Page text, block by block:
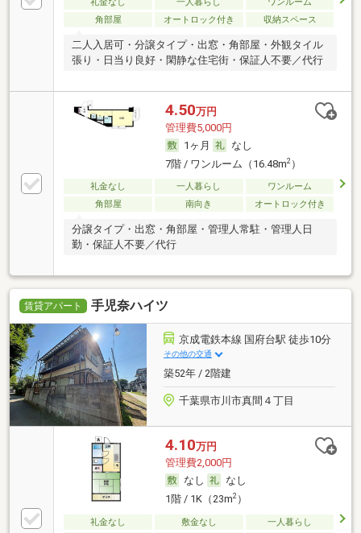
角部屋
オートロック付き 収納スペース
二人入居可・分譲タイプ・出窓・角部屋・外観タイル
張り・日当り良好・閑静な住宅街・保証人不要／代行
4.50万円
管理費5,000円
1ヶ月
なし
7階 / ワンルーム（16.48m2）
礼金なし 一人暮らし
ワンルーム
角部屋
南向き オートロック付き
分譲タイプ・出窓・角部屋・管理人常駐・管理人日
勤・保証人不要／代行
賃貸アパート 手児奈ハイツ
京成電鉄本線 国府台駅 徒歩10分
その他の交通
築52年 / 2階建
千葉県市川市真間４丁目
4.10万円
管理費2,000円
なし
なし
1階 / 1K（23m2）
礼金なし 敷金なし
一人暮らし